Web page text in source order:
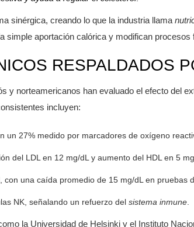
sinérgica, creando lo que la industria llama
simple aportación calórica y modifican procesos
RESPALDADOS
y norteamericanos han evaluado el efecto del
incluyen:
un 27% medido por marcadores de oxígeno
del LDL en 12 mg/dL y aumento del HDL en 5
una caída promedio de 15 mg/dL en pruebas
NK, señalando un refuerzo del sistema inmune
la Universidad de Helsinki y el Instituto